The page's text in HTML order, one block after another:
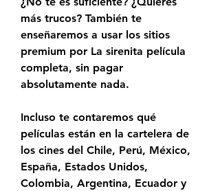
más trucos? También te
enseñaremos a usar los sitios
premium por La sirenita película
completa, sin pagar
absolutamente nada.
Incluso te contaremos qué
películas están en la cartelera de
los cines del Chile, Perú, México,
España, Estados Unidos,
Colombia, Argentina, Ecuador y